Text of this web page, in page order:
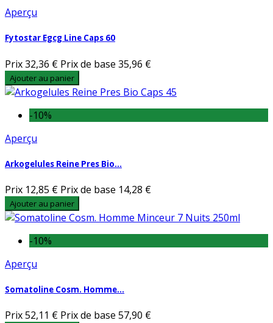
Aperçu
Fytostar Egcg Line Caps 60
Prix32,36 € Prix de base 35,96 €
Ajouter au panier
-10%
Aperçu
Arkogelules Reine Pres Bio...
Prix 12,85 € Prix de base 14,28 €
Ajouter au panier
-10%
Aperçu
Somatoline Cosm. Homme...
Prix52,11 € Prix de base 57,90 €